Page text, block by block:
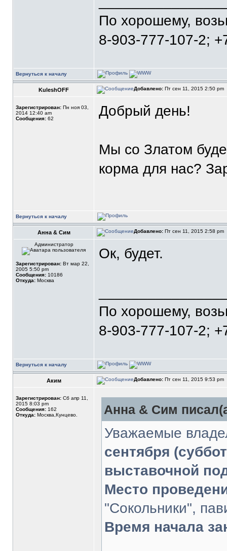
По хорошему,
8-903-777-107-2;
Вернуться к началу
KuleshOFF Добавлено: Пт сен 11, 2015 2:50 pm
Зарегистрирован: Пн ноя 03,
2014 12:40 am
Сообщения: 62 Добрый день!
Мы со Златом
корма для нас?
Вернуться к началу
Анна & Сим Добавлено: Пт сен 11, 2015 2:58 pm
Администратор
Зарегистрирован: Вт мар 22,
2005 5:50 pm
Сообщения: 10186
Откуда: Москва
Ок, будет.
По хорошему,
8-903-777-107-2;
Вернуться к началу
Аким Добавлено: Пт сен 11, 2015 9:53 pm
Зарегистрирован: Сб апр 11,
2015 8:03 pm
Сообщения: 162
Откуда: Москва,Кунцево. Анна & Сим
Уважаемые
сентября
выставочной
Место
"Сокольники",
Время начала